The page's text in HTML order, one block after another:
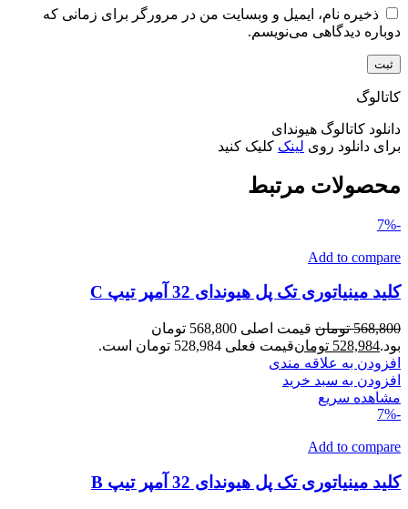
ذخیره نام، ایمیل و وبسایت من در مرورگر برای زمانی که
دوباره دیدگاهی می‌نویسم.
کاتالوگ
دانلود کاتالوگ هیوندای
برای دانلود روی لینک کلیک کنید
محصولات مرتبط
-7%
Add to compare
کلید مینیاتوری تک پل هیوندای 32 آمپر تیپ C
568,800 تومان
قیمت اصلی 568,800 تومان
بود.528,984 تومانقیمت فعلی 528,984 تومان است.
افزودن به علاقه مندی
افزودن به سبد خرید
مشاهده سریع
-7%
Add to compare
کلید مینیاتوری تک پل هیوندای 32 آمپر تیپ B